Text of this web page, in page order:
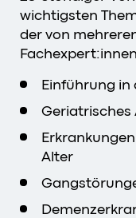
wichtigsten
der von
Einführung in
Geriatrisches
Alter